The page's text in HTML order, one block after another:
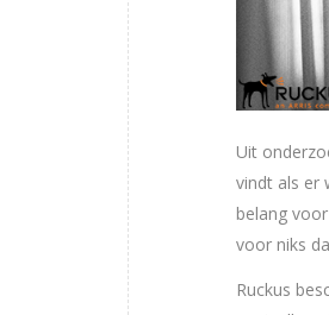
Uit
vindt als er
belang
voor niks
Ruckus